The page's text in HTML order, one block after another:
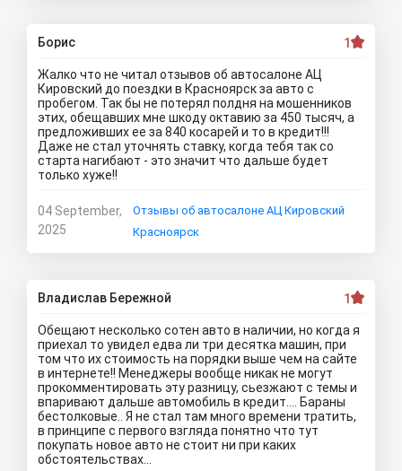
Борис 1
Жалко что не читал отзывов об автосалоне АЦ
Кировский до поездки в Красноярск за авто с
пробегом. Так бы не потерял полдня на мошенников
этих, обещавших мне шкоду октавию за 450 тысяч, а
предложивших ее за 840 косарей и то в кредит!!!
Даже не стал уточнять ставку, когда тебя так со
старта нагибают - это значит что дальше будет
только хуже!!
04 September,
2025
Отзывы об автосалоне АЦ Кировский
Красноярск
Владислав Бережной 1
Обещают несколько сотен авто в наличии, но когда я
приехал то увидел едва ли три десятка машин, при
том что их стоимость на порядки выше чем на сайте
в интернете!! Менеджеры вообще никак не могут
прокомментировать эту разницу, сьезжают с темы и
впаривают дальше автомобиль в кредит.... Бараны
бестолковые.. Я не стал там много времени тратить,
в принципе с первого взгляда понятно что тут
покупать новое авто не стоит ни при каких
обстоятельствах...